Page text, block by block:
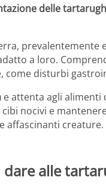
delle
prevalentemente
a loro.
come disturbi
e attenta agli alimenti
nocivi e
affascinanti
dare alle